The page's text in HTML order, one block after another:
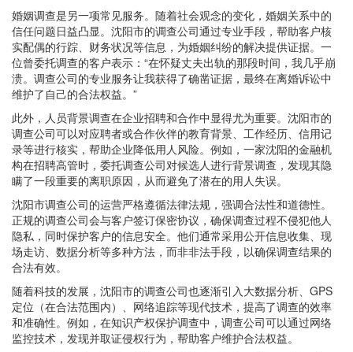
婚姻调查是另一项常见服务。随着社会观念的变化，婚姻关系中的
信任问题日益凸显。沈阳市的调查公司通过专业手段，帮助客户核
实配偶的行踪、财务状况等信息，为婚姻纠纷的解决提供证据。一
位曾委托调查的客户表示：“在怀疑丈夫出轨的那段时间，我几乎崩
溃。调查公司的专业服务让我获得了确凿证据，最终在离婚诉讼中
维护了自己的合法权益。”
此外，人员背景调查在企业招聘和合作中显得尤为重要。沈阳市的
调查公司可以对应聘者或合作伙伴的教育背景、工作经历、信用记
录等进行核实，帮助企业降低用人风险。例如，一家沈阳的金融机
构在招聘高管时，委托调查公司对候选人进行背景调查，发现其隐
瞒了一段重要的离职原因，从而避免了潜在的用人失误。
沈阳市调查公司的运营严格遵循法律法规，强调合法性和道德性。
正规的调查公司会与客户签订保密协议，确保调查过程不侵犯他人
隐私，同时保护客户的信息安全。他们通常采用公开信息收集、现
场走访、数据分析等多种方法，而非非法手段，以确保调查结果的
合法有效。
随着科技的发展，沈阳市的调查公司也逐渐引入大数据分析、GPS
定位（在合法范围内）、网络追踪等现代技术，提高了调查的效率
和准确性。例如，在知识产权保护调查中，调查公司可以通过网络
监控技术，发现并取证侵权行为，帮助客户维护合法权益。